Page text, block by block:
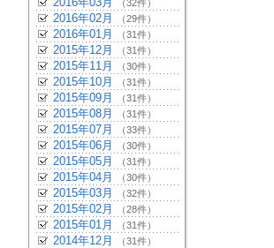
（32件）
2016年02月 （29件）
2016年01月 （31件）
2015年12月 （31件）
2015年11月 （30件）
2015年10月 （31件）
2015年09月 （31件）
2015年08月 （31件）
2015年07月 （33件）
2015年06月 （30件）
2015年05月 （31件）
2015年04月 （30件）
2015年03月 （32件）
2015年02月 （28件）
2015年01月 （31件）
2014年12月 （31件）